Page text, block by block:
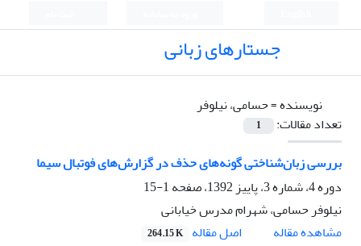
جستارهای زبانی
نویسنده =حسامی، نیلوفر
تعداد مقالات:
1
بررسی زبان‌شناختی گونه‌های حذف در گزارش‌های فوتبال سیما
دوره 4، شماره 3، پاییز 1392، صفحه
1-15
نیلوفر حسامی، شهرام مدرس خیابانی
مشاهده مقاله
اصل مقاله 264.15 K